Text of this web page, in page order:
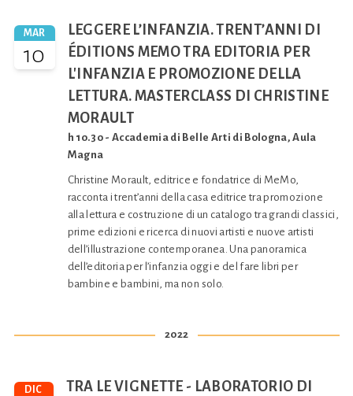
MAR
10
LEGGERE L’INFANZIA. TRENT’ANNI DI
ÉDITIONS MEMO TRA EDITORIA PER
L'INFANZIA E PROMOZIONE DELLA
LETTURA. MASTERCLASS DI CHRISTINE
MORAULT
h 10.30 - Accademia di Belle Arti di Bologna, Aula
Magna
Christine Morault, editrice e fondatrice di MeMo,
racconta i trent’anni della casa editrice tra promozione
alla lettura e costruzione di un catalogo tra grandi classici,
prime edizioni e ricerca di nuovi artisti e nuove artisti
dell’illustrazione contemporanea. Una panoramica
dell’editoria per l’infanzia oggi e del fare libri per
bambine e bambini, ma non solo.
2022
DIC TRA LE VIGNETTE - LABORATORIO DI